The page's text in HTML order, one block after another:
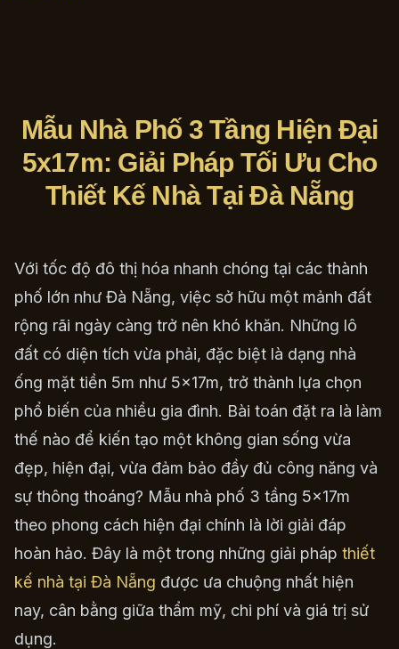
Mẫu Nhà Phố 3 Tầng Hiện Đại
5x17m: Giải Pháp Tối Ưu Cho
Thiết Kế Nhà Tại Đà Nẵng
Với tốc độ đô thị hóa nhanh chóng tại các thành
phố lớn như Đà Nẵng, việc sở hữu một mảnh đất
rộng rãi ngày càng trở nên khó khăn. Những lô
đất có diện tích vừa phải, đặc biệt là dạng nhà
ống mặt tiền 5m như 5x17m, trở thành lựa chọn
phổ biến của nhiều gia đình. Bài toán đặt ra là làm
thế nào để kiến tạo một không gian sống vừa
đẹp, hiện đại, vừa đảm bảo đầy đủ công năng và
sự thông thoáng? Mẫu nhà phố 3 tầng 5x17m
theo phong cách hiện đại chính là lời giải đáp
hoàn hảo. Đây là một trong những giải pháp thiết
kế nhà tại Đà Nẵng được ưa chuộng nhất hiện
nay, cân bằng giữa thẩm mỹ, chi phí và giá trị sử
dụng.